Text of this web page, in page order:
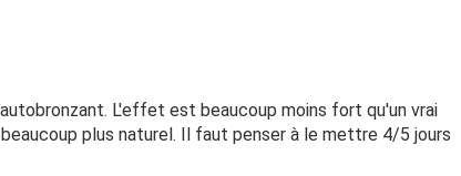
L'effet est beaucoup moins fort qu'un vrai
plus naturel. Il faut penser à le mettre 4/5 jours